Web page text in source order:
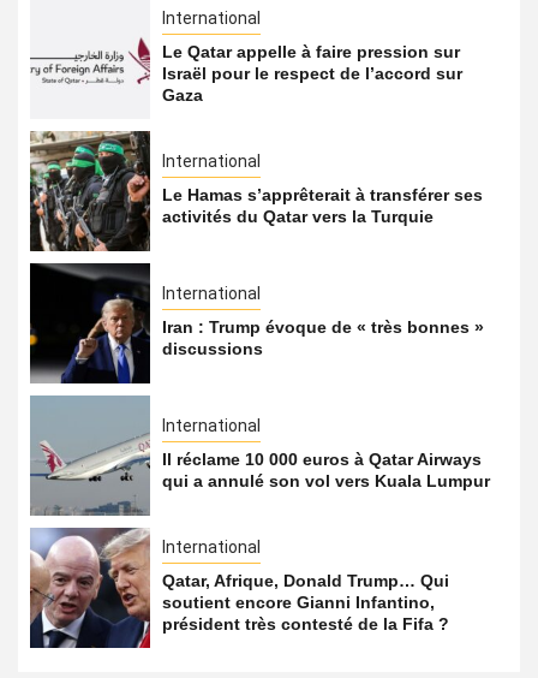
International
Le Qatar appelle à faire pression sur
Israël pour le respect de l’accord sur
Gaza
International
Le Hamas s’apprêterait à transférer ses
activités du Qatar vers la Turquie
International
Iran : Trump évoque de « très bonnes »
discussions
International
Il réclame 10 000 euros à Qatar Airways
qui a annulé son vol vers Kuala Lumpur
International
Qatar, Afrique, Donald Trump… Qui
soutient encore Gianni Infantino,
président très contesté de la Fifa ?